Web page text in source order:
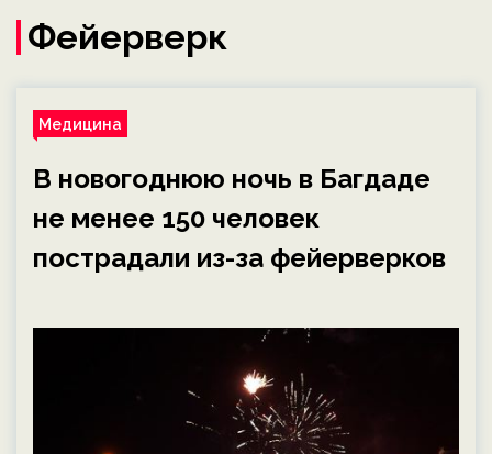
Фейерверк
Медицина
В новогоднюю ночь в Багдаде
не менее 150 человек
пострадали из-за фейерверков